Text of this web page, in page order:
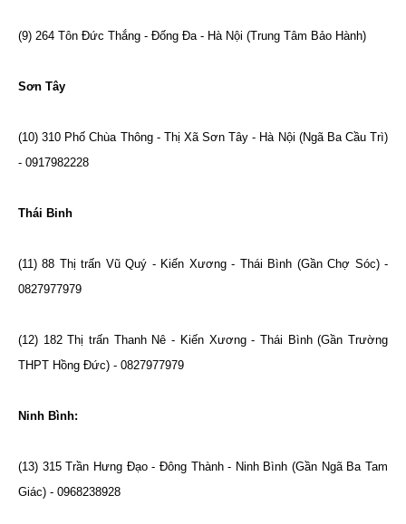
(9) 264 Tôn Đức Thắng - Đống Đa - Hà Nội (Trung Tâm Bảo Hành)
Sơn Tây
(10) 310 Phố Chùa Thông - Thị Xã Sơn Tây - Hà Nội (Ngã Ba Cầu Trì)
- 0917982228
Thái Binh
(11) 88 Thị trấn Vũ Quý - Kiến Xương - Thái Bình (Gần Chợ Sóc) -
0827977979
(12) 182 Thị trấn Thanh Nê - Kiến Xương - Thái Bình (Gần Trường
THPT Hồng Đức) - 0827977979
Ninh Bình:
(13) 315 Trần Hưng Đạo - Đông Thành - Ninh Bình (Gần Ngã Ba Tam
Giác) - 0968238928